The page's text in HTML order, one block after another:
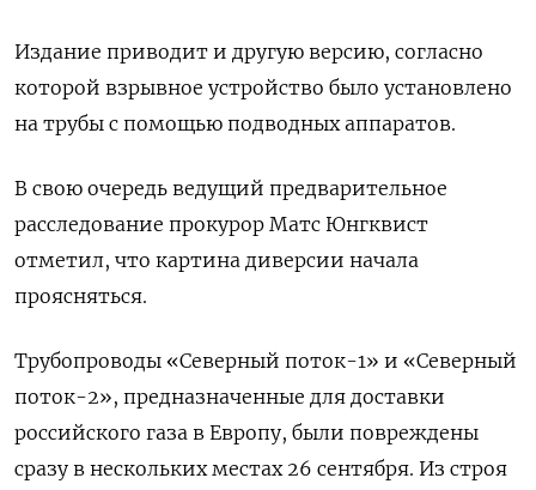
Издание приводит и другую версию, согласно
которой взрывное устройство было установлено
на трубы с помощью подводных аппаратов.
В свою очередь ведущий предварительное
расследование прокурор Матс Юнгквист
отметил, что картина диверсии начала
проясняться.
Трубопроводы «Северный поток-1» и «Северный
поток-2», предназначенные для доставки
российского газа в Европу, были повреждены
сразу в нескольких местах 26 сентября. Из строя